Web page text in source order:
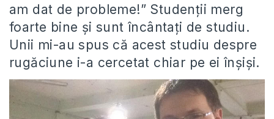
am dat de probleme!” Studenții merg
foarte bine și sunt încântați de studiu.
Unii mi-au spus că acest studiu despre
rugăciune i-a cercetat chiar pe ei înșiși.